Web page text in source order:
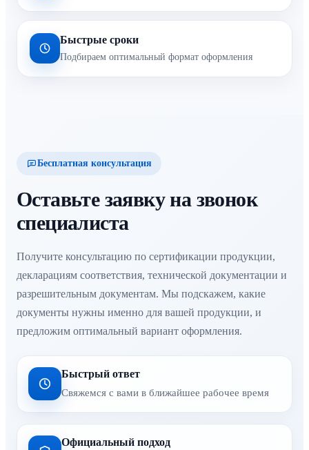
Быстрые сроки
Подбираем оптимальный формат оформления
Бесплатная консультация
Оставьте заявку на звонок
специалиста
Получите консультацию по сертификации продукции,
декларациям соответствия, технической документации и
разрешительным документам. Мы подскажем, какие
документы нужны именно для вашей продукции, и
предложим оптимальный вариант оформления.
Быстрый ответ
Свяжемся с вами в ближайшее рабочее время
Официальный подход